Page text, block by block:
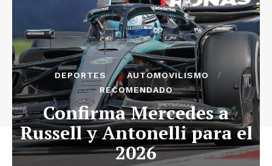
DEPORTES
AUTOMOVILISMO
RECOMENDADO
Confirma Mercedes a
Russell y Antonelli para el
2026